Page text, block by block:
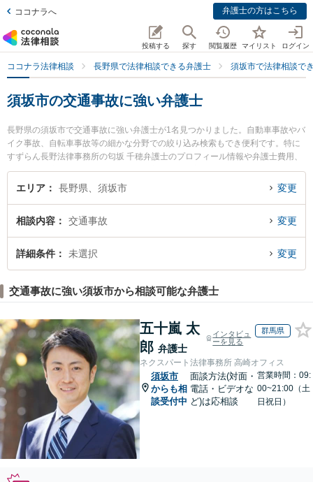
ココナラへ 弁護士の方はこちら
投稿する 探す 閲覧履歴 マイリスト ログイン
ココナラ法律相談 長野県で法律相談できる弁護士 須坂市で法律相談で
須坂市の交通事故に強い弁護士
長野県の須坂市で交通事故に強い弁護士が1名見つかりました。自動車事故やバ
イク事故、自転車事故等の細かな分野での絞り込み検索もでき便利です。特に
すずらん長野法律事務所の匂坂 千穂弁護士のプロフィール情報や弁護士費用、
強みなどが注目されています。『須坂市で土日や夜間に発生した交通事故のト
ラブルを今すぐに弁護士に相談したい』『交通事故のトラブル解決の実績豊富
す。
エリア 長野県、須坂市 変更
相談内容 交通事故 変更
詳細条件 未選択 変更
交通事故に強い須坂市から相談可能な弁護士
五十嵐 太
郎 弁護士
インタビュ
ーを見る
群馬県
ネクスパート法律事務所 高崎オフィス
須坂市
からも相
談受付中
面談方法(対面・
電話・ビデオな
ど)は応相談
営業時間：09:
00~21:00（土
日祝日）